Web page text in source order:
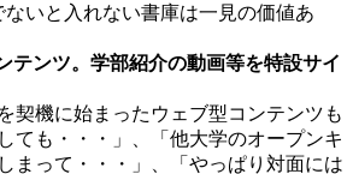
ないと入れない書庫は一見の価値あ
テンツ。学部紹介の動画等を特設サイ
契機に始まったウェブ型コンテンツも
ても・・・」、「他大学のオープンキ
まって・・・」、「やっぱり対面には